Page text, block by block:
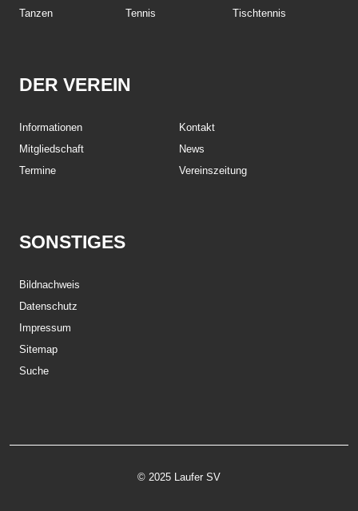
Tanzen
Tennis Tischtennis
DER VEREIN
Informationen
Kontakt
Mitgliedschaft
News
Termine
Vereinszeitung
SONSTIGES
Bildnachweis
Datenschutz
Impressum
Sitemap
Suche
© 2025 Laufer SV